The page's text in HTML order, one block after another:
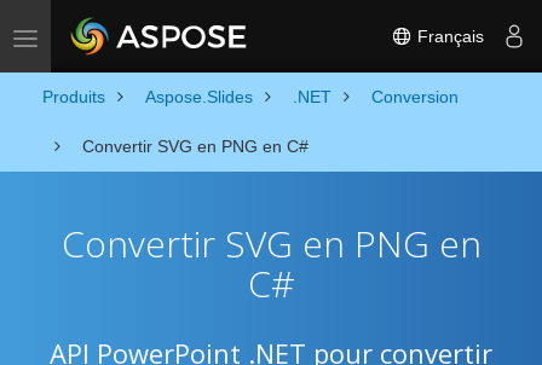
Toggle navigation Français
Produits Aspose.Slides .NET Conversion
Convertir SVG en PNG en C#
Convertir SVG en PNG en
C#
API PowerPoint .NET pour convertir